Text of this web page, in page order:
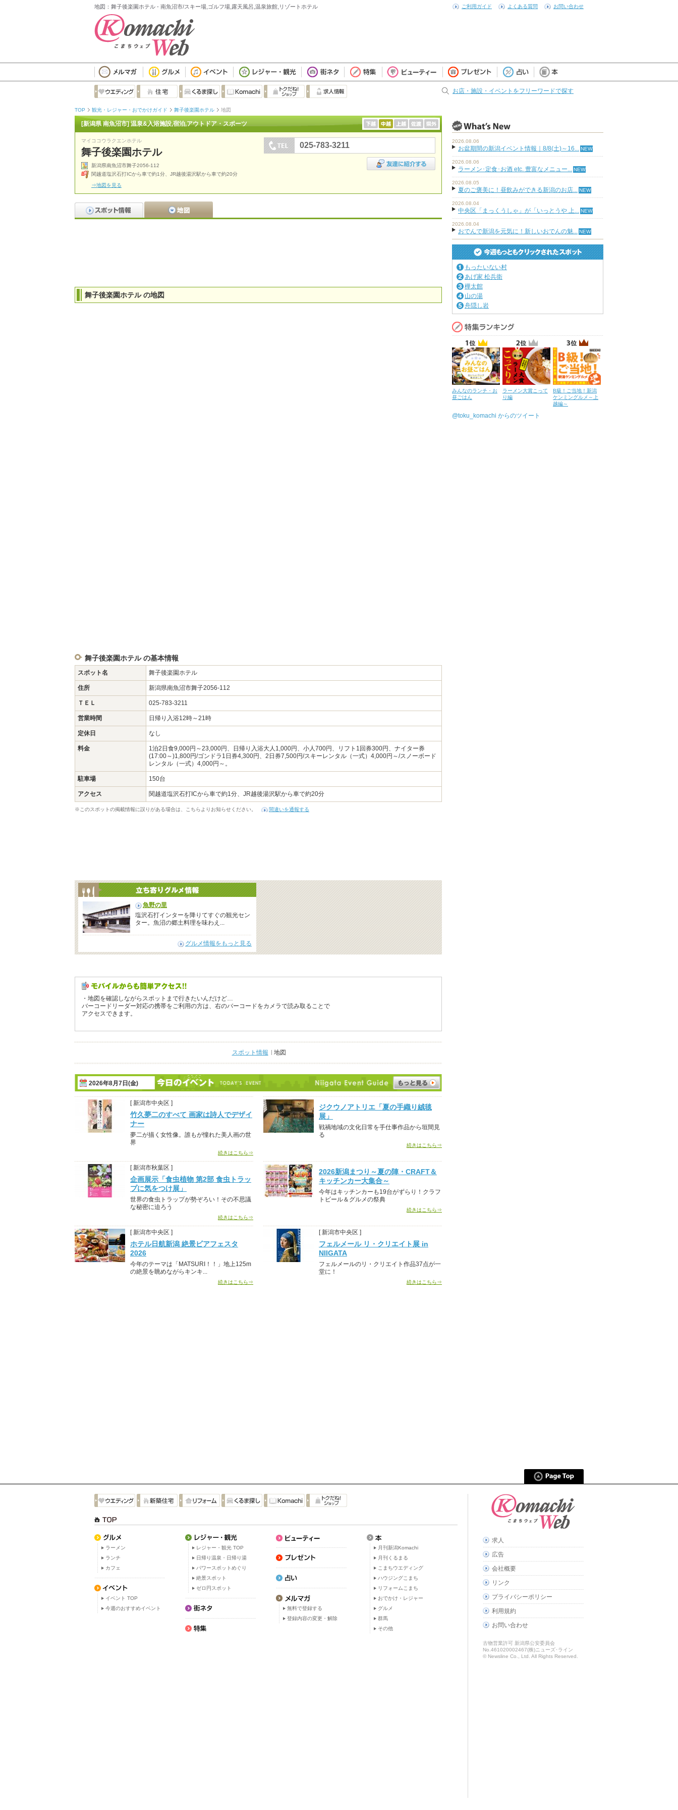
地図：舞子後楽園ホテル - 南魚沼市/スキー場,ゴルフ場,露天風呂,温泉旅館,リゾートホテル ご利用ガイド よくある質問 お問い合わせ
お店・施設・イベントをフリーワードで探す
TOP 観光・レジャー・おでかけガイド 舞子後楽園ホテル 地図
[新潟県 南魚沼市] 温泉&入浴施設,宿泊,アウトドア・スポーツ
マイココウラクエンホテル
舞子後楽園ホテル
新潟県南魚沼市舞子2056-112
関越道塩沢石打ICから車で約1分、JR越後湯沢駅から車で約20分
⇒地図を見る
025-783-3211
舞子後楽園ホテル の地図
舞子後楽園ホテル の基本情報
スポット名 舞子後楽園ホテル
住所 新潟県南魚沼市舞子2056-112
ＴＥＬ 025-783-3211
営業時間 日帰り入浴12時～21時
定休日 なし
料金
1泊2日食9,000円～23,000円、日帰り入浴大人1,000円、小人700円、リフト1回券300円、ナイター券
(17:00～)1,800円/ゴンドラ1日券4,300円、2日券7,500円/スキーレンタル（一式）4,000円～/スノーボード
レンタル（一式）4,000円～。
駐車場 150台
アクセス 関越道塩沢石打ICから車で約1分、JR越後湯沢駅から車で約20分
※このスポットの掲載情報に誤りがある場合は、こちらよりお知らせください。 間違いを通報する
魚野の里
塩沢石打インターを降りてすぐの観光セン
ター。魚沼の郷土料理を味わえ...
グルメ情報をもっと見る
・地図を確認しながらスポットまで行きたいんだけど…
バーコードリーダー対応の携帯をご利用の方は、右のバーコードをカメラで読み取ることで
アクセスできます。
スポット情報 地図
2026年8月7日(金)
[ 新潟市中央区 ]
竹久夢二のすべて 画家は詩人でデザイ
ナー
夢二が描く女性像。誰もが憧れた美人画の世
界
続きはこちら⇒
ジクウノアトリエ「夏の手織り絨毯
展」
戦禍地域の文化日常を手仕事作品から垣間見
る
続きはこちら⇒
[ 新潟市秋葉区 ]
企画展示「食虫植物 第2部 食虫トラッ
プに気をつけ展」
世界の食虫トラップが勢ぞろい！その不思議
な秘密に迫ろう
続きはこちら⇒
2026新潟まつり～夏の陣・CRAFT＆
キッチンカー大集合～
今年はキッチンカーも19台がずらり！クラフ
トビール＆グルメの祭典
続きはこちら⇒
[ 新潟市中央区 ]
ホテル日航新潟 絶景ビアフェスタ
2026
今年のテーマは「MATSURI！！」地上125m
の絶景を眺めながらキンキ...
続きはこちら⇒
[ 新潟市中央区 ]
フェルメール リ・クリエイト展 in
NIIGATA
フェルメールのリ・クリエイト作品37点が一
堂に！
続きはこちら⇒
2026.08.06
お盆期間の新潟イベント情報｜8/8(土)～16...
2026.08.06
ラーメン･定食･お酒 etc. 豊富なメニュー...
2026.08.05
夏のご褒美に！昼飲みができる新潟のお店...
2026.08.04
中央区「まっくうしゃ」が「いっとうや 上...
2026.08.04
おでんで新潟を元気に！新しいおでんの魅...
もったいない村
あげ家 松兵衛
樺太館
山の湯
舟隠し岩
みんなのランチ・お
昼ごはん
ラーメン大賞こって
り編
B級！ご当地！新潟
ケンミングルメ～上
越編～
@toku_komachi からのツイート
ラーメン
ランチ
カフェ
イベント TOP
今週のおすすめイベント
レジャー・観光 TOP
日帰り温泉・日帰り湯
パワースポットめぐり
絶景スポット
ゼロ円スポット
無料で登録する
登録内容の変更・解除
月刊新潟Komachi
月刊くるまる
こまちウエディング
ハウジングこまち
リフォームこまち
おでかけ・レジャー
グルメ
群馬
その他
求人
広告
会社概要
リンク
プライバシーポリシー
利用規約
お問い合わせ
古物営業許可 新潟県公安委員会
No.461020002467(株)ニューズ･ライン
© Newsline Co., Ltd. All Rights Reserved.